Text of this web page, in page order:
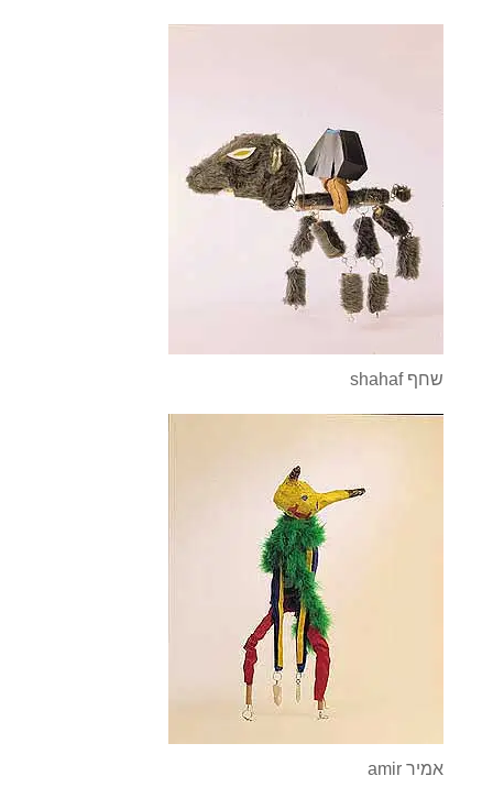
shahaf שחף
amir אמיר